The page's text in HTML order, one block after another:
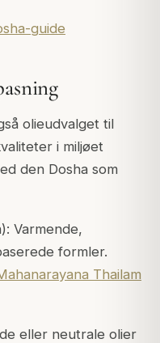
guide
olieudvalget til
i miljøet
den Dosha som
Varmende,
formler.
Thailam
eller neutrale olier